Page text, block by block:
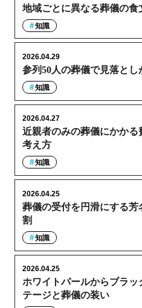
地域ごとに異なる葬儀の食
知識
参列50人の葬儀で見落とし
2026.04.29
知識
近親者のみの葬儀にかか
考え方
2026.04.27
知識
葬儀の受付を円滑にする
割
2026.04.25
知識
ホワイトパールからブラッ
テージと葬儀の装い
2026.04.25